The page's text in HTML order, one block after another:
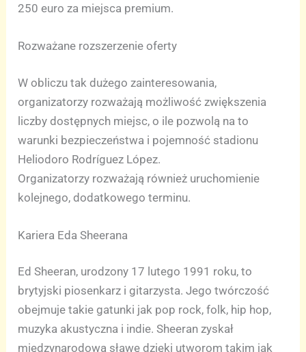
250 euro za miejsca premium.
Rozważane rozszerzenie oferty
W obliczu tak dużego zainteresowania,
organizatorzy rozważają możliwość zwiększenia
liczby dostępnych miejsc, o ile pozwolą na to
warunki bezpieczeństwa i pojemność stadionu
Heliodoro Rodríguez López.
Organizatorzy rozważają również uruchomienie
kolejnego, dodatkowego terminu.
Kariera Eda Sheerana
Ed Sheeran, urodzony 17 lutego 1991 roku, to
brytyjski piosenkarz i gitarzysta. Jego twórczość
obejmuje takie gatunki jak pop rock, folk, hip hop,
muzyka akustyczna i indie. Sheeran zyskał
międzynarodową sławę dzięki utworom takim jak